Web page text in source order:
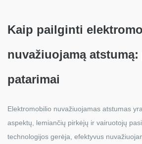
Kaip pailginti
nuvažiuojamą
patarimai
Elektromobilio nuvažiuojamas atstumas
aspektų, lemiančių pirkėjų ir vairuotojų
technologijos gerėja, efektyvus